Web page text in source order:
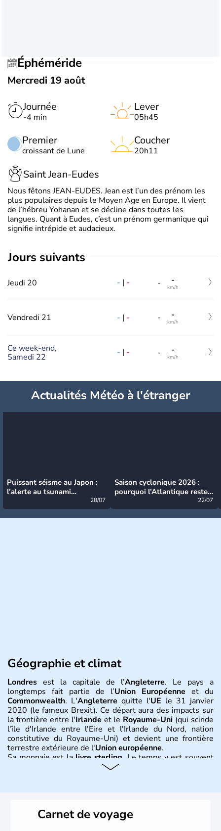
Éphéméride
Mercredi 19 août
Journée
-4 min
Premier
croissant de Lune
Lever
05h45
Coucher
20h11
Saint Jean-Eudes
Nous fêtons JEAN-EUDES. Jean est l’un des prénom les
plus populaires depuis le Moyen Age en Europe. Il vient
de l’hébreu Yohanan et se décline dans toutes les
langues. Quant à Eudes, c’est un prénom germanique qui
signifie intrépide et audacieux.
jours suivants
Jeudi 20 - | - - -
km/h
Vendredi 21 - | - - -
km/h
Ce week-end,
Samedi 22
- | - - -
km/h
Actualités Météo à l'étranger
Puissant séisme au Japon :
l’alerte au tsunami
28/07
Saison cyclonique 2026 :
pourquoi l’Atlantique reste
22/07
Géographie et climat
Londres est la capitale de l’Angleterre. Le pays a
longtemps fait partie de l’Union Européenne et du
Commonwealth. L'Angleterre quitte l'UE le 31 janvier
2020 (le fameux Brexit). Ce départ aura des impacts sur
la frontière entre l'Irlande et le Royaume-Uni (qui scinde
l'île d'Irlande entre l'Eire et l'Irlande du Nord, nation
constitutive du Royaume-Uni) et devient une frontière
terrestre extérieure de l'Union européenne.
Sa monnaie est lalivre sterling . Le temps y est souvent
instable avec de nombreuses précipitations : il s’agit d’un
Histoire et administration
Carnet de voyage